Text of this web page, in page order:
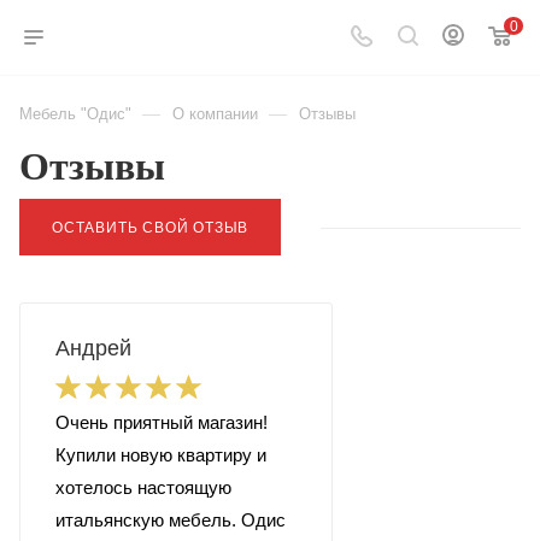
0
Мебель "Одис" — О компании — Отзывы
Отзывы
ОСТАВИТЬ СВОЙ ОТЗЫВ
Андрей
Очень приятный магазин!
Купили новую квартиру и
хотелось настоящую
итальянскую мебель. Одис